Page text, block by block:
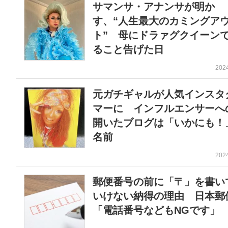
サマンサ・アナンサが明か
す、“人生最大のカミングア
ト” 母にドラァグクイーン
ること告げた日
元ガチギャルが人気インスタ
マーに インフルエンサーへ
開いたブログは「いかにも！
名前
郵便番号の前に「〒」を書い
いけない納得の理由 日本郵
「電話番号などもNGです」